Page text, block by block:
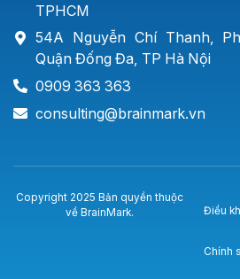
TPHCM
54A Nguyễn Chí Thanh,
Quận Đống Đa, TP Hà Nội
0909 363 363
consulting@brainmark.vn
Copyright 2025 Bản quyền thuộc
về BrainMark.
Điều
Chính